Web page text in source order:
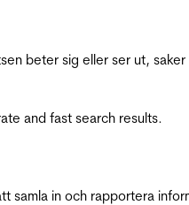
beter sig eller ser ut,
and fast search results.
samla in och rapportera